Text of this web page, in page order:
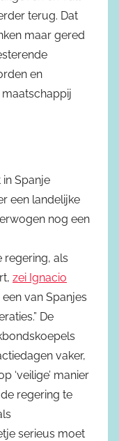
terug. Dat
maar gered
en
Spanje
een landelijke
nog een
regering, als
zei Ignacio
een van Spanjes
De
vaker,
‘veilige’ manier
regering te
serieus moet